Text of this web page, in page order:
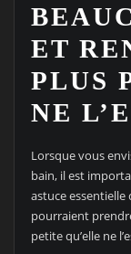
ET
PLUS
NE
Lorsque vous
bain, il est
astuce
pourraient
petite qu’elle ne